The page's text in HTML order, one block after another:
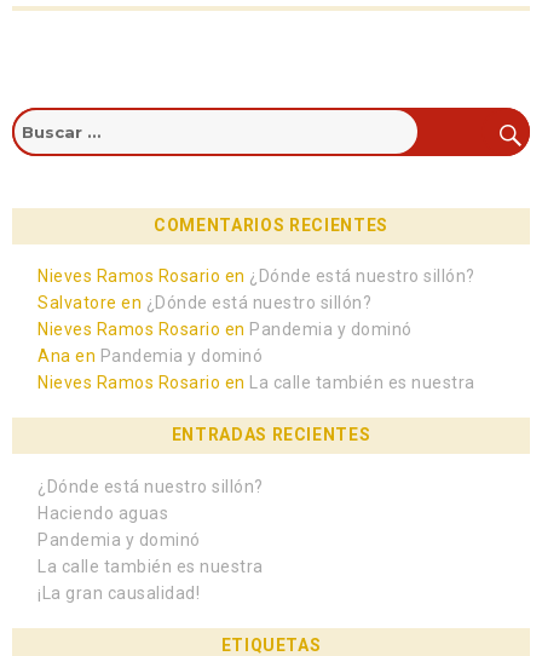
COMENTARIOS RECIENTES
Nieves Ramos Rosario en ¿Dónde está nuestro sillón?
Salvatore en ¿Dónde está nuestro sillón?
Nieves Ramos Rosario en Pandemia y dominó
Ana en Pandemia y dominó
Nieves Ramos Rosario en La calle también es nuestra
ENTRADAS RECIENTES
¿Dónde está nuestro sillón?
Haciendo aguas
Pandemia y dominó
La calle también es nuestra
¡La gran causalidad!
ETIQUETAS